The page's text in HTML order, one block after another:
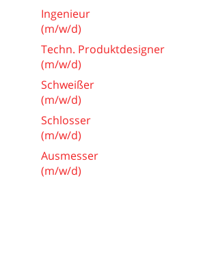
Ingenieur
(m/w/d)
Techn. Produktdesigner
(m/w/d)
Schweißer
(m/w/d)
Schlosser
(m/w/d)
Ausmesser
(m/w/d)